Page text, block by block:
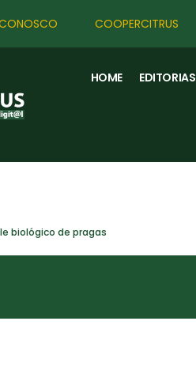
COOPERCITRUS
HOME EDITORIAS
biológico de pragas